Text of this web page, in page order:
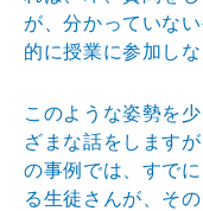
が、分かっていな
的に授業に参加しな
このような姿勢を
ざまな話をします
の事例では、すで
る生徒さんが、そ